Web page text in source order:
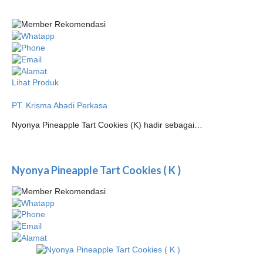
Lihat Produk
PT. Krisma Abadi Perkasa
Nyonya Pineapple Tart Cookies (K) hadir sebagai…
Nyonya Pineapple Tart Cookies ( K )